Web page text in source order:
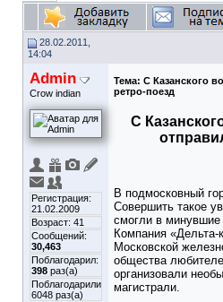
28.02.2011,
14:04
Admin
Crow indian
Регистрация:
21.02.2009
Возраст: 41
Сообщений:
30,463
Поблагодарил:
398 раз(а)
Поблагодарили
6048 раз(а)
Тема: С Казанского
ретро-поезд
С
В подмосковный
Совершить такое
смогли в
Компания
Московской
общества
организовали
магистрали.